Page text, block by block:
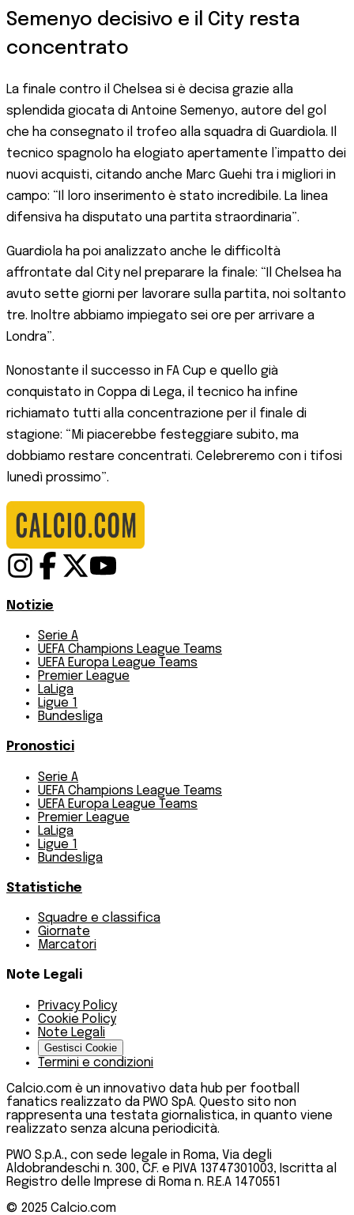
Semenyo decisivo e il City resta
concentrato
La finale contro il Chelsea si è decisa grazie alla
splendida giocata di Antoine Semenyo, autore del gol
che ha consegnato il trofeo alla squadra di Guardiola. Il
tecnico spagnolo ha elogiato apertamente l’impatto dei
nuovi acquisti, citando anche Marc Guehi tra i migliori in
campo: “Il loro inserimento è stato incredibile. La linea
difensiva ha disputato una partita straordinaria”.
Guardiola ha poi analizzato anche le difficoltà
affrontate dal City nel preparare la finale: “Il Chelsea ha
avuto sette giorni per lavorare sulla partita, noi soltanto
tre. Inoltre abbiamo impiegato sei ore per arrivare a
Londra”.
Nonostante il successo in FA Cup e quello già
conquistato in Coppa di Lega, il tecnico ha infine
richiamato tutti alla concentrazione per il finale di
stagione: “Mi piacerebbe festeggiare subito, ma
dobbiamo restare concentrati. Celebreremo con i tifosi
lunedì prossimo”.
Notizie
Serie A
UEFA Champions League Teams
UEFA Europa League Teams
Premier League
LaLiga
Ligue 1
Bundesliga
Pronostici
Serie A
UEFA Champions League Teams
UEFA Europa League Teams
Premier League
LaLiga
Ligue 1
Bundesliga
Statistiche
Squadre e classifica
Giornate
Marcatori
Note Legali
Privacy Policy
Cookie Policy
Note Legali
Gestisci Cookie
Termini e condizioni
Calcio.com è un innovativo data hub per football
fanatics realizzato da PWO SpA. Questo sito non
rappresenta una testata giornalistica, in quanto viene
realizzato senza alcuna periodicità.
PWO S.p.A., con sede legale in Roma, Via degli
Aldobrandeschi n. 300, C.F. e P.IVA 13747301003, Iscritta al
Registro delle Imprese di Roma n. R.E.A 1470551
© 2025 Calcio.com